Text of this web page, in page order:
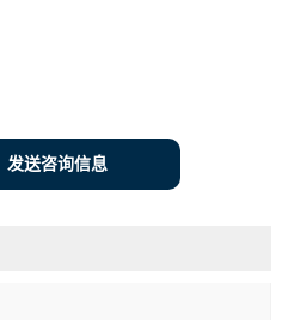
发送咨询信息